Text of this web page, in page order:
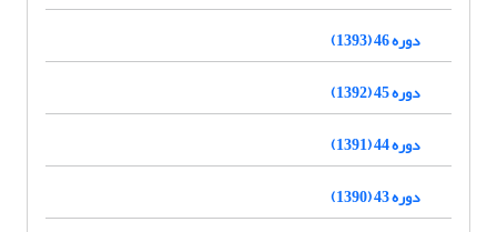
دوره 46 (1393)
دوره 45 (1392)
دوره 44 (1391)
دوره 43 (1390)